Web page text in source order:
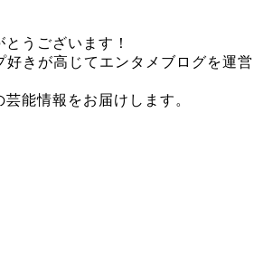
うございます！
好きが高じてエンタメブログを運営
能情報をお届けします。